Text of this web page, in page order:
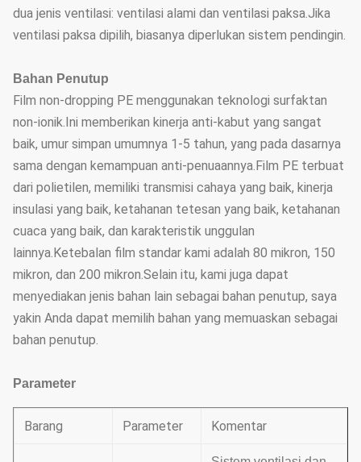
dua jenis ventilasi: ventilasi alami dan ventilasi paksa.Jika
ventilasi paksa dipilih, biasanya diperlukan sistem pendingin.
Bahan Penutup
Film non-dropping PE menggunakan teknologi surfaktan
non-ionik.Ini memberikan kinerja anti-kabut yang sangat
baik, umur simpan umumnya 1-5 tahun, yang pada dasarnya
sama dengan kemampuan anti-penuaannya.Film PE terbuat
dari polietilen, memiliki transmisi cahaya yang baik, kinerja
insulasi yang baik, ketahanan tetesan yang baik, ketahanan
cuaca yang baik, dan karakteristik unggulan
lainnya.Ketebalan film standar kami adalah 80 mikron, 150
mikron, dan 200 mikron.Selain itu, kami juga dapat
menyediakan jenis bahan lain sebagai bahan penutup, saya
yakin Anda dapat memilih bahan yang memuaskan sebagai
bahan penutup.
Parameter
Barang Parameter Komentar